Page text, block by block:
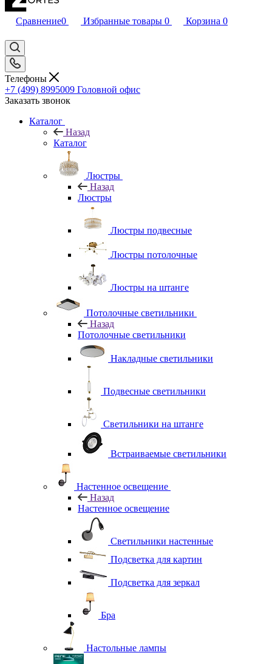
Сравнение0 Избранные товары 0 Корзина 0
Телефоны
+7 (499) 8995009 Головной офис
Заказать звонок
Каталог
Назад
Каталог
Люстры
Назад
Люстры
Люстры подвесные
Люстры потолочные
Люстры на штанге
Потолочные светильники
Назад
Потолочные светильники
Накладные светильники
Подвесные светильники
Светильники на штанге
Встраиваемые светильники
Настенное освещение
Назад
Настенное освещение
Светильники настенные
Подсветка для картин
Подсветка для зеркал
Бра
Настольные лампы